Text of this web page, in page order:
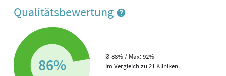
Qualitätsbewertung
86%
Ø 88% / Max: 92%
Im Vergleich zu 21 Kliniken.